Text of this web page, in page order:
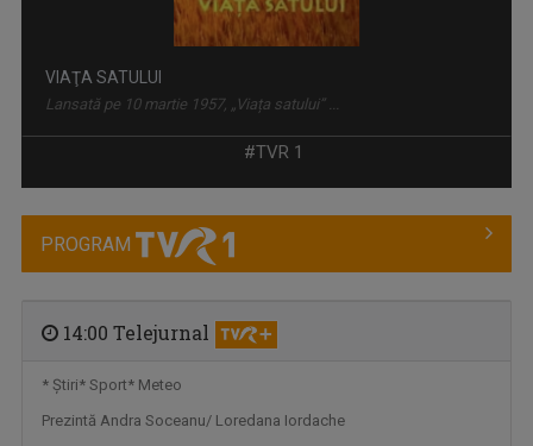
WEEKEND MATINAL
Weekend Matinal este emisiunea care crede că ...
#TVR 1
PROGRAM
14:00 Telejurnal
* Ştiri* Sport* Meteo
Prezintă Andra Soceanu/ Loredana Iordache